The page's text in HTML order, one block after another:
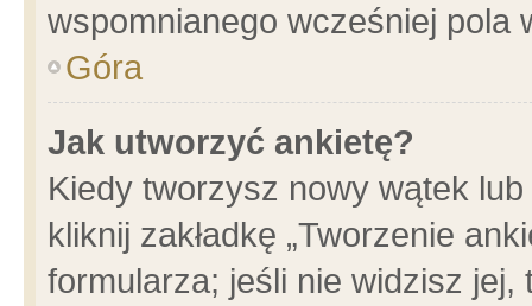
wspomnianego wcześniej pola
Góra
Jak utworzyć ankietę?
Kiedy tworzysz nowy wątek
kliknij zakładkę „Tworzenie
formularza; jeśli nie widzisz